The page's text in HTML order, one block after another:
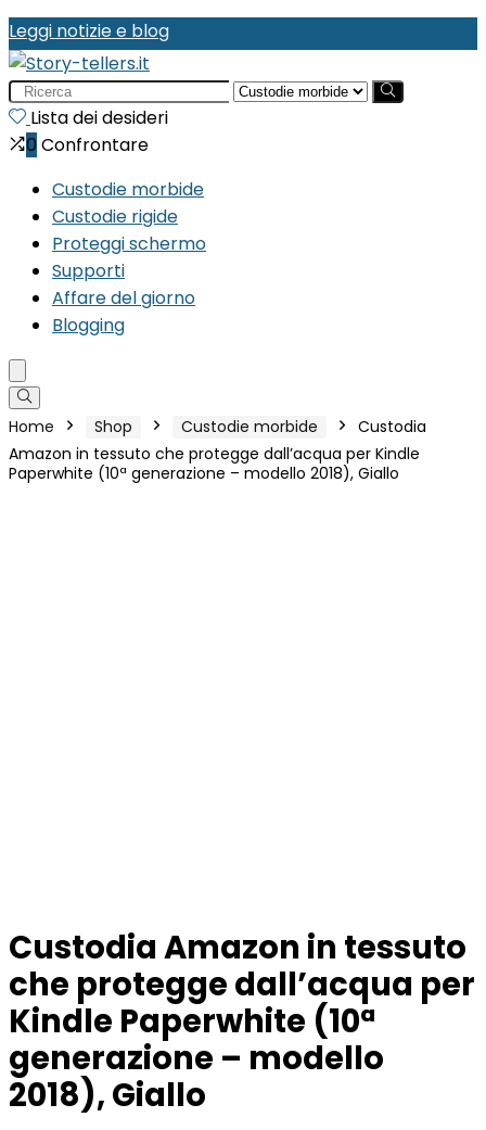
Leggi notizie e blog
Search
for:Lista dei desideri
0 Confrontare
Custodie morbide
Custodie rigide
Proteggi schermo
Supporti
Affare del giorno
Blogging
Home Shop Custodie morbide
Custodia
Amazon in tessuto che protegge dall’acqua per Kindle
Paperwhite (10ª generazione – modello 2018), Giallo
Custodia Amazon in tessuto
che protegge dall’acqua per
Kindle Paperwhite (10ª
generazione – modello
2018), Giallo